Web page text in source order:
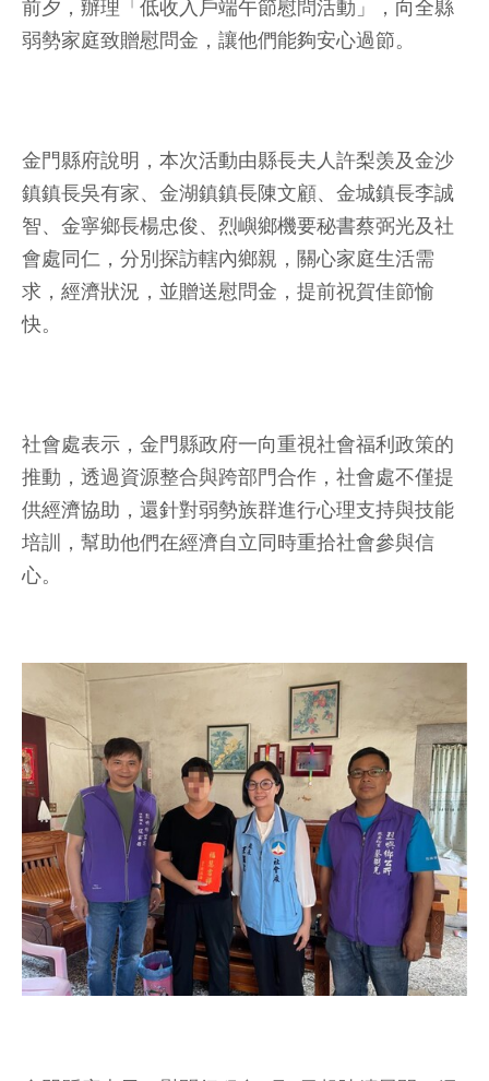
前夕，辦理「低收入戶端午節慰問活動」，向全縣
弱勢家庭致贈慰問金，讓他們能夠安心過節。
金門縣府說明，本次活動由縣長夫人許梨羡及金沙
鎮鎮長吳有家、金湖鎮鎮長陳文顧、金城鎮長李誠
智、金寧鄉長楊忠俊、烈嶼鄉機要秘書蔡弼光及社
會處同仁，分別探訪轄內鄉親，關心家庭生活需
求，經濟狀況，並贈送慰問金，提前祝賀佳節愉
快。
社會處表示，金門縣政府一向重視社會福利政策的
推動，透過資源整合與跨部門合作，社會處不僅提
供經濟協助，還針對弱勢族群進行心理支持與技能
培訓，幫助他們在經濟自立同時重拾社會參與信
心。